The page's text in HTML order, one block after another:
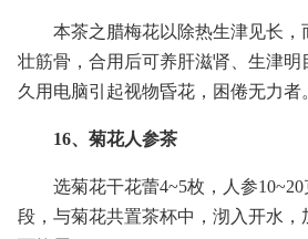
本茶之腊梅花以除热生津见长，
壮筋骨，合用后可养肝滋肾、生津
久用电脑引起视物昏花，困倦无力者
16、菊花人参茶
选菊花干花蕾4~5枚，人参
段，与菊花共置茶杯中，沏入开水，